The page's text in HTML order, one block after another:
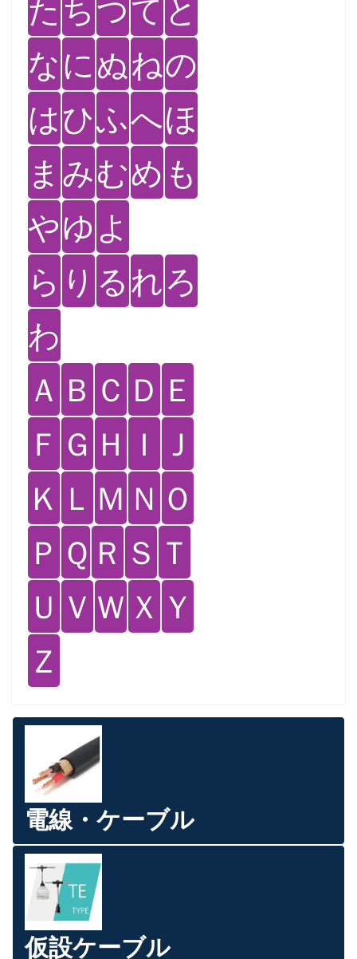
た ちつて と
なにぬねの
はひふへほ
ま みむめ も
やゆ よ
ら り るれろ
わ
Ａ Ｂ Ｃ Ｄ Ｅ
Ｆ Ｇ Ｈ Ｉ Ｊ
Ｋ Ｌ Ｍ Ｎ Ｏ
Ｐ Ｑ Ｒ Ｓ Ｔ
Ｕ Ｖ Ｗ Ｘ Ｙ
Ｚ
電線・ケーブル
仮設ケーブル